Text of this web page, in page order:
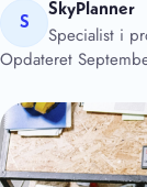
S
SkyPlanner
Specialist i
Opdateret